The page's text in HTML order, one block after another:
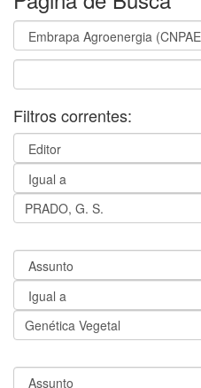
Filtros correntes: